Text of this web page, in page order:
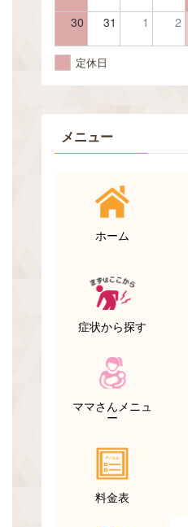
30 31 1 2
定休日
メニュー
ホーム
症状から探す
ママさんメニュ
ー
料金表